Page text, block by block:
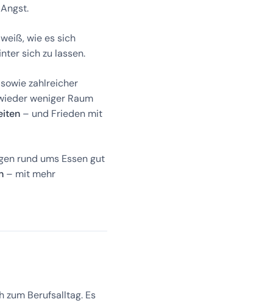
wie es sich
sich zu lassen.
zahlreicher
weniger Raum
– und Frieden mit
rund ums Essen gut
– mit mehr
zum Berufsalltag. Es